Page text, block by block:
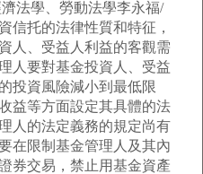
法學、勞動法學李永福/
信托的法律性質和特征，
人、受益人利益的客觀需
人要對基金投資人、受益
投資風險減小到最低限
益等方面設定其具體的法
人的法定義務的規定尚有
在限制基金管理人及其內
券交易，禁止用基金資產